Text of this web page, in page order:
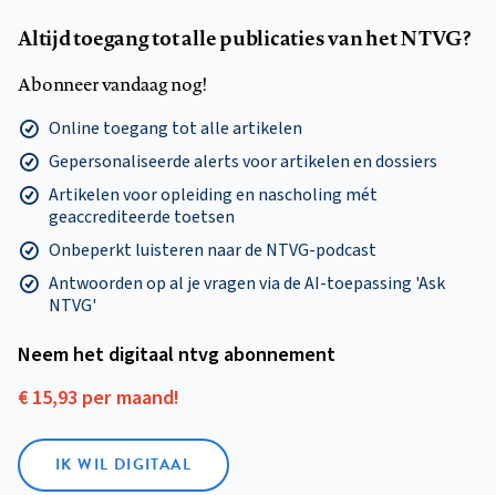
Altijd toegang tot alle publicaties van het NTVG?
Abonneer vandaag nog!
Online toegang tot alle artikelen
Gepersonaliseerde alerts voor artikelen en dossiers
Artikelen voor opleiding en nascholing mét
geaccrediteerde toetsen
Onbeperkt luisteren naar de NTVG-podcast
Antwoorden op al je vragen via de AI-toepassing 'Ask
NTVG'
Neem het digitaal ntvg abonnement
€ 15,93 per maand!
IK WIL DIGITAAL